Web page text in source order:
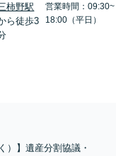
柿野駅
ら徒歩3
営業時間：09:30~
18:00（平日）
）】遺産分割協議・